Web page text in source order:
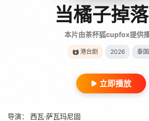
当橘子掉
本片由茶杯狐cupfox提供
港台剧 2026 泰国
立即播放
导演：
西瓦·萨瓦玛尼固